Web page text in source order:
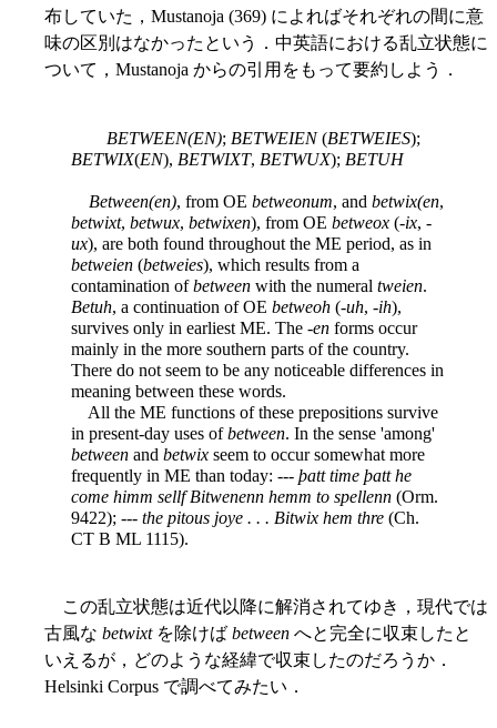
布していた，Mustanoja (369) によればそれぞれの間に意
味の区別はなかったという．中英語における乱立状態に
ついて，Mustanoja からの引用をもって要約しよう．
BETWEEN(EN); BETWEIEN(BETWEIES);
BETWIX(EN), BETWIXT, BETWUX); BETUH
Between(en), from OE betweonum, and betwix(en,
betwixt, betwux, betwixen), from OE betweox (-ix, -
ux), are both found throughout the ME period, as in
betweien (betweies), which results from a
contamination ofbetween with the numeral tweien.
Betuh, a continuation of OE betweoh (-uh, -ih),
survives only in earliest ME. The -en forms occur
mainly in the more southern parts of the country.
There do not seem to be any noticeable differences in
meaning between these words.
All the ME functions of these prepositions survive
in present-day uses ofbetween. In the sense 'among'
between and betwix seem to occur somewhat more
frequently in ME than today: --- þatt time þatt he
come himm sellf Bitwenenn hemm to spellenn (Orm.
9422); --- the pitous joye . . . Bitwix hem thre (Ch.
CT B ML 1115).
この乱立状態は近代以降に解消されてゆき，現代では
古風な betwixtを除けば between へと完全に収束したと
いえるが，どのような経緯で収束したのだろうか．
Helsinki Corpus で調べてみたい．